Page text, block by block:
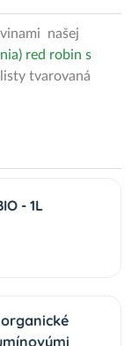
našej
red robin s
tvarovaná
- 1L